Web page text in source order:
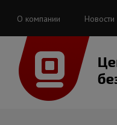
О компании Новости